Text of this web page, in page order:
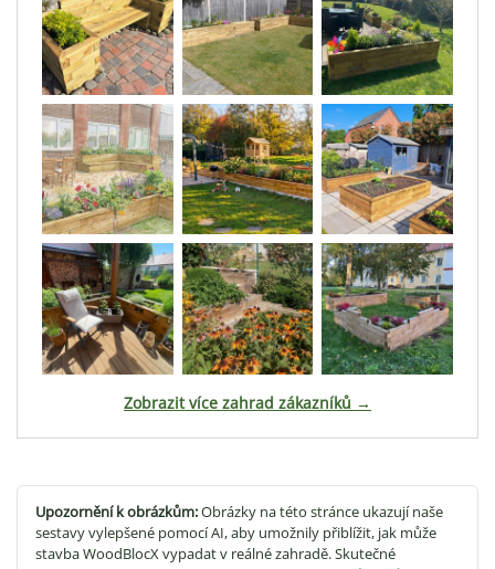
Zobrazit více zahrad zákazníků →
Upozornění k obrázkům:Obrázky na této stránce ukazují naše
sestavy vylepšené pomocí AI, aby umožnily přiblížit, jak může
stavba WoodBlocX vypadat v reálné zahradě. Skutečné